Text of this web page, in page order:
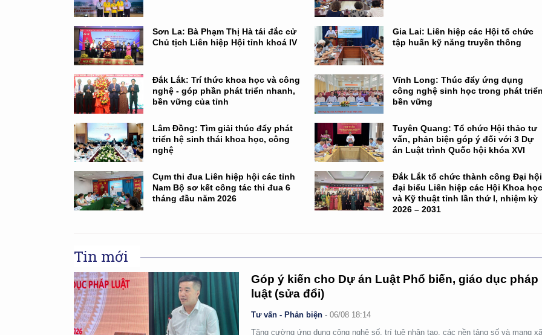
Sơn La: Bà Phạm Thị Hà tái đắc cử
Chủ tịch Liên hiệp Hội tỉnh khoá IV
Gia Lai: Liên hiệp các Hội tổ chức
tập huấn kỹ năng truyền thông
Đắk Lắk: Trí thức khoa học và công
nghệ - góp phần phát triển nhanh,
bền vững của tỉnh
Vĩnh Long: Thúc đẩy ứng dụng
công nghệ sinh học trong phát
bền vững
Lâm Đồng: Tìm giải thúc đẩy phát
triển hệ sinh thái khoa học, công
nghệ
Tuyên Quang: Tổ chức Hội thảo tư
vấn, phản biện góp ý đối với 3 Dự
án Luật trình Quốc hội khóa XVI
Cụm thi đua Liên hiệp hội các tỉnh
Nam Bộ sơ kết công tác thi đua 6
tháng đầu năm 2026
Đắk Lắk tổ chức thành công Đại hội
đại biểu Liên hiệp các Hội Khoa
và Kỹ thuật tỉnh lần thứ I, nhiệm kỳ
2026 – 2031
Tin mới
Góp ý kiến cho Dự án Luật Phổ biến, giáo dục pháp
luật (sửa đổi)
Tư vấn - Phản biện -06/08 18:14
Tăng cường ứng dụng công nghệ số, trí tuệ nhân tạo, các nền tảng số và mạng